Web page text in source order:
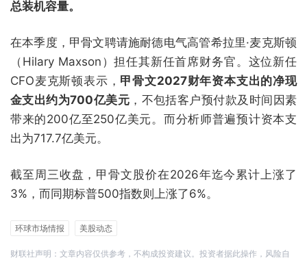
总装机容量。
在本季度，甲骨文聘请施耐德电气高管希拉里·麦克斯顿
（Hilary Maxson）担任其新任首席财务官。这位新任
CFO麦克斯顿表示， 甲骨文2027财年资本支出的净现
金支出约为700亿美元 ，不包括客户预付款及时间因素
带来的200亿至250亿美元。而分析师普遍预计资本支
出为717.7亿美元。
截至周三收盘，甲骨文股价在2026年迄今累计上涨了
3%，而同期标普500指数则上涨了6%。
环球市场情报 美股动态
财联社声明：文章内容仅供参考，不构成投资建议。投资者据此操作，风险自